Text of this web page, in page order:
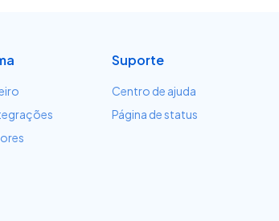
Suporte
Centro de ajuda
Página de status